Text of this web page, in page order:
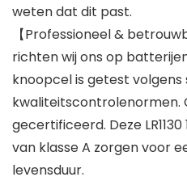
weten dat dit past.
【Professioneel &
richten wij ons op batterijen
knoopcel is getest
kwaliteitscontrolenormen.
gecertificeerd. Deze
van klasse A zorgen voor
levensduur.